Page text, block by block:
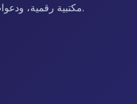
مكتبية رقمية، ودعوات، وموارد رسومية للحفلات والمناسبات.